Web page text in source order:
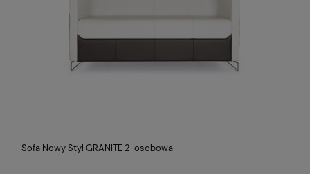
Sofa Nowy Styl GRANITE 2-osobowa